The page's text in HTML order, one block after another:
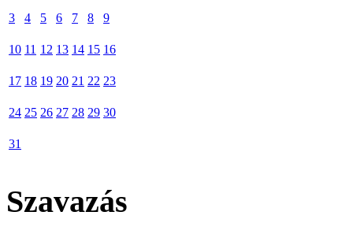
3 4 5 6 7 8 9
10 11 12 13 14 15 16
17 18 19 20 21 22 23
24 25 26 27 28 29 30
31
Szavazás